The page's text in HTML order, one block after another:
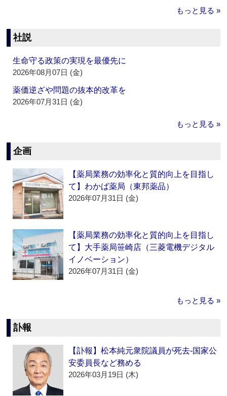
もっと見る »
社説
生命守る政策の実現を最優先に
2026年08月07日 (金)
薬価逆ざや問題の抜本的改革を
2026年07月31日 (金)
もっと見る »
企画
【薬局業務の効率化と質的向上を目指し
て】わかば薬局（東邦薬品）
2026年07月31日 (金)
【薬局業務の効率化と質的向上を目指し
て】大手薬局笹崎店（三菱電機デジタル
イノベーション）
2026年07月31日 (金)
もっと見る »
訃報
【訃報】松本純元衆院議員が死去‐国家公
安委員長など務める
2026年03月19日 (木)